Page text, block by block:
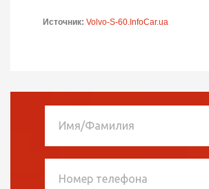
Источник: Volvo-S-60.InfoCar.ua